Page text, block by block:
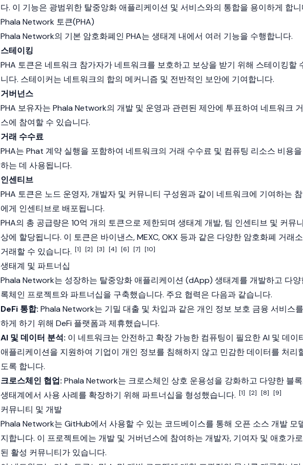
다. 이 기능은 광범위한 탈중앙화 애플리케이션 및 서비스와의 통합을 용이하게 합니
Phala Network 토큰(PHA)
Phala Network의 기본 암호화폐인 PHA는 생태계 내에서 여러 기능을 수행합니다.
스테이킹
PHA 토큰은 네트워크 참가자가 네트워크를 보호하고 보상을 받기 위해 스테이킹할
니다. 스테이커는 네트워크의 합의 메커니즘 및 전반적인 보안에 기여합니다.
거버넌스
PHA 보유자는 Phala Network의 개발 및 운영과 관련된 제안에 투표하여 네트워크
스에 참여할 수 있습니다.
거래 수수료
PHA는 Phat 계약 실행을 포함하여 네트워크의 거래 수수료 및 컴퓨팅 리소스 비용
하는 데 사용됩니다.
인센티브
PHA 토큰은 노드 운영자, 개발자 및 커뮤니티 구성원과 같이 네트워크에 기여하는
에게 인센티브로 배포됩니다.
PHA의 총 공급량은 10억 개의 토큰으로 제한되며 생태계 개발, 팀 인센티브 및 커뮤
상에 할당됩니다. 이 토큰은 바이낸스,MEXC,OKX 등과 같은 다양한 암호화폐 거래
거래할 수 있습니다. [1] [2] [3] [4] [6] [7] [10]
생태계 및 파트너십
Phala Network는 성장하는 탈중앙화 애플리케이션 (dApp) 생태계를 개발하고 다양
록체인 프로젝트와 파트너십을 구축했습니다. 주요 협력은 다음과 같습니다.
DeFi 통합: Phala Network는 기밀 대출 및 차입과 같은 개인 정보 보호 금융 서비스
하게 하기 위해 DeFi 플랫폼과 제휴했습니다.
AI 및 데이터 분석: 이 네트워크는 안전하고 확장 가능한 컴퓨팅이 필요한 AI 및 데이
애플리케이션을 지원하여 기업이 개인 정보를 침해하지 않고 민감한 데이터를 처리
도록 합니다.
크로스체인 협업: Phala Network는 크로스체인 상호 운용성을 강화하고 다양한 블
생태계에서 사용 사례를 확장하기 위해 파트너십을 형성했습니다. [1] [2] [8] [9]
커뮤니티 및 개발
Phala Network는 GitHub에서 사용할 수 있는 코드베이스를 통해 오픈 소스 개발 모
지합니다. 이 프로젝트에는 개발 및 거버넌스에 참여하는 개발자, 기여자 및 애호가
된 활성 커뮤니티가 있습니다.